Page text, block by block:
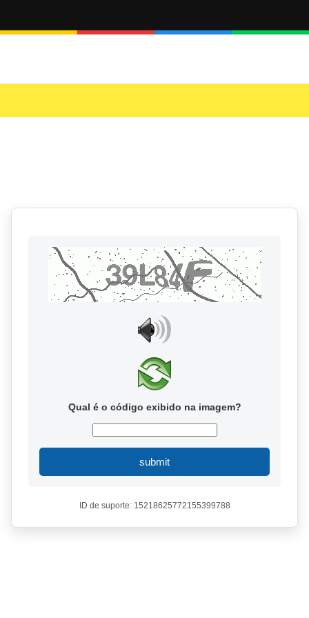
Qual é o código exibido na imagem?
submit
ID de suporte: 15218625772155399788